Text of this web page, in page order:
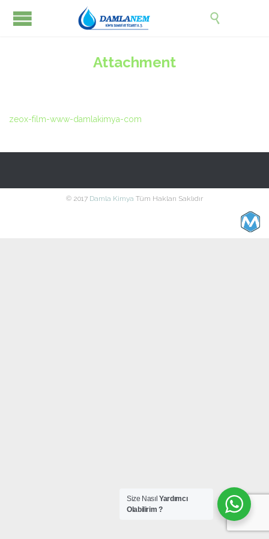

Attachment
zeox-film-www-damlakimya-com
© 2017 Damla Kimya Tüm Hakları Saklıdır
Size NasılYardımcı
Olabilirim ?